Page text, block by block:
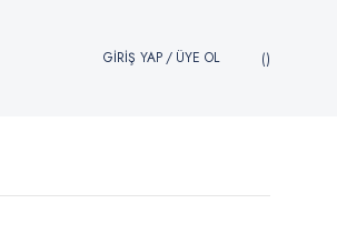
GİRİŞ YAP/ ÜYE OL